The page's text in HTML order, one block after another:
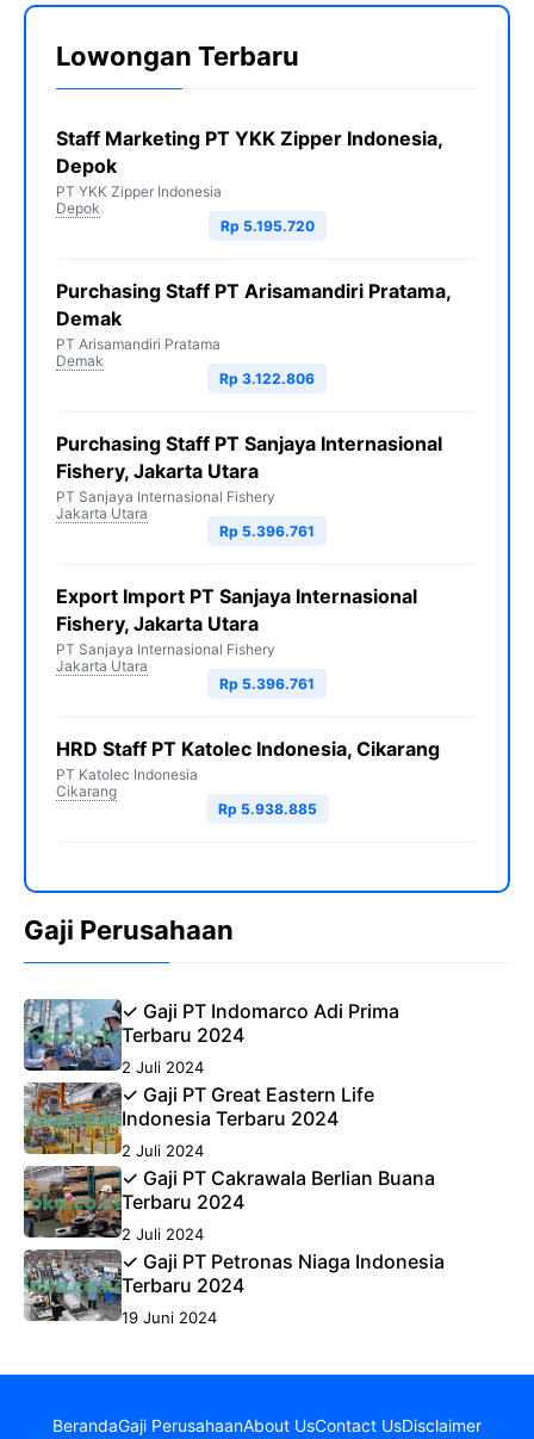
Lowongan Terbaru
Staff Marketing PT YKK Zipper Indonesia,
Depok
PT YKK Zipper Indonesia
Depok
Rp 5.195.720
Purchasing Staff PT Arisamandiri Pratama,
Demak
PT Arisamandiri Pratama
Demak
Rp 3.122.806
Purchasing Staff PT Sanjaya Internasional
Fishery, Jakarta Utara
PT Sanjaya Internasional Fishery
Jakarta Utara
Rp 5.396.761
Export Import PT Sanjaya Internasional
Fishery, Jakarta Utara
PT Sanjaya Internasional Fishery
Jakarta Utara
Rp 5.396.761
HRD Staff PT Katolec Indonesia, Cikarang
PT Katolec Indonesia
Cikarang
Rp 5.938.885
Gaji Perusahaan
✓ Gaji PT Indomarco Adi Prima
Terbaru 2024
2 Juli 2024
✓ Gaji PT Great Eastern Life
Indonesia Terbaru 2024
2 Juli 2024
✓ Gaji PT Cakrawala Berlian Buana
Terbaru 2024
2 Juli 2024
✓ Gaji PT Petronas Niaga Indonesia
Terbaru 2024
19 Juni 2024
BerandaGaji PerusahaanAbout UsContact UsDisclaimer